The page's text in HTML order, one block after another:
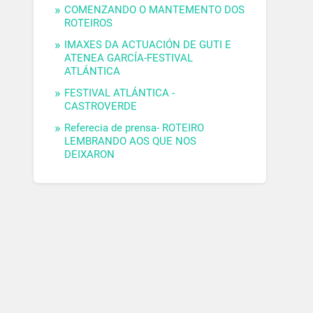
COMENZANDO O MANTEMENTO DOS
ROTEIROS
IMAXES DA ACTUACIÓN DE GUTI E
ATENEA GARCÍA-FESTIVAL
ATLÁNTICA
FESTIVAL ATLÁNTICA -
CASTROVERDE
Referecia de prensa- ROTEIRO
LEMBRANDO AOS QUE NOS
DEIXARON